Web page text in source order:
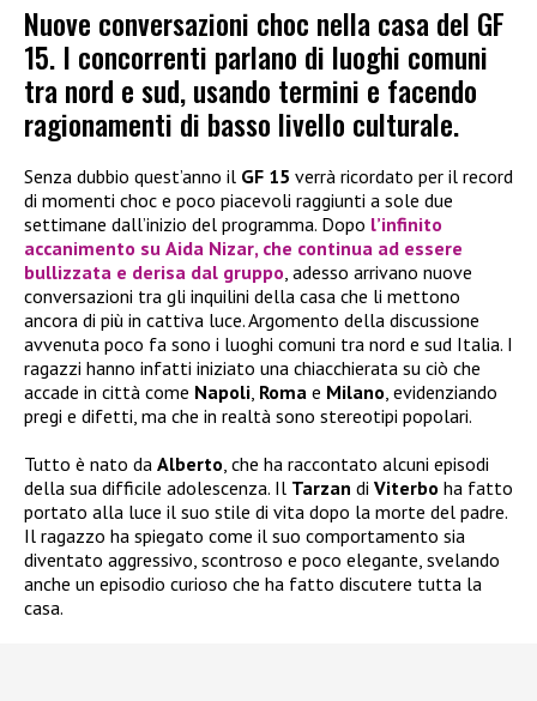
Nuove conversazioni choc nella casa del GF
15. I concorrenti parlano di luoghi comuni
tra nord e sud, usando termini e facendo
ragionamenti di basso livello culturale.
Senza dubbio quest’anno il GF 15 verrà ricordato per il record
di momenti choc e poco piacevoli raggiunti a sole due
settimane dall’inizio del programma. Dopo l’infinito
accanimento su Aida Nizar, che continua ad essere
bullizzata e derisa dal gruppo, adesso arrivano nuove
conversazioni tra gli inquilini della casa che li mettono
ancora di più in cattiva luce. Argomento della discussione
avvenuta poco fa sono i luoghi comuni tra nord e sud Italia. I
ragazzi hanno infatti iniziato una chiacchierata su ciò che
accade in città come Napoli, Roma e Milano, evidenziando
pregi e difetti, ma che in realtà sono stereotipi popolari.
Tutto è nato da Alberto, che ha raccontato alcuni episodi
della sua difficile adolescenza. Il Tarzan di Viterbo ha fatto
portato alla luce il suo stile di vita dopo la morte del padre.
Il ragazzo ha spiegato come il suo comportamento sia
diventato aggressivo, scontroso e poco elegante, svelando
anche un episodio curioso che ha fatto discutere tutta la
casa.